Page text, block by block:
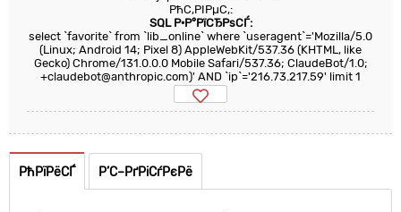
РћС‚РІРµС‚:
SQL Р·Р°РїСЂРѕСЃ:
select `favorite` from `lib_online` where `useragent`='Mozilla/5.0
(Linux; Android 14; Pixel 8) AppleWebKit/537.36 (KHTML, like
Gecko) Chrome/131.0.0.0 Mobile Safari/537.36; ClaudeBot/1.0;
+claudebot@anthropic.com)' AND `ip`='216.73.217.59' limit 1
РћРїРёСЃ Р’С–РґРіСѓРєРё